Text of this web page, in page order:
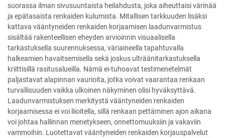
suorassa ilman sivusuuntaista heilahdusta, joka aiheuttaisi värinää
ja epätasaista renkaiden kulumista. Mitallisen tarkkuuden lisäksi
kattava vääntyneiden renkaiden korjaamisen laadunvarmistus
sisältää rakenteellisen eheyden arvioinnin visuaalisella
tarkastuksella suurennuksessa, väriaineella tapahtuvalla
halkeamien havaitsemisella sekä joskus ulträäni­tarkastuksella
kriittisillä rasitusalueilla. Nämä ei-tuhoavat testimenetelmät
paljastavat alapinnan vaurioita, jotka voivat vaarantaa renkaan
turvallisuuden vaikka ulkoinen näkyminen olisi hyväksyttävä.
Laadunvarmistuksen merkitystä vääntyneiden renkaiden
korjaamisessa ei voi liioitella, sillä renkaan pettäminen ajon aikana
voi johtaa hallinnan menetykseen, onnettomuuksiin ja vakaviin
vammoihin. Luotettavat vääntyneiden renkaiden korjauspalvelut